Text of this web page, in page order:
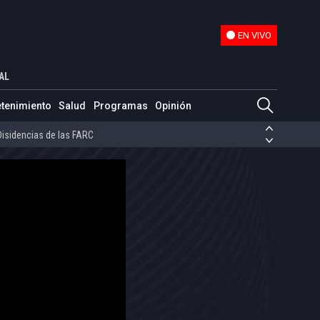
EN VIVO
Salud Programas Opinión
de las FARC
Venezuela Nicolás Maduro
de las FARC